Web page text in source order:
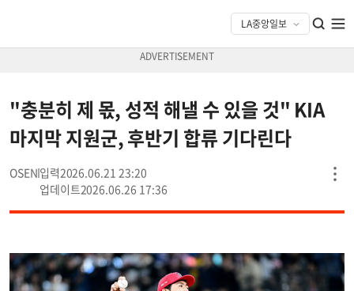
"충분히 제 몫, 성적 해낼 수 있을 것" KIA
마지막 지원군, 후반기 합류 기다린다
OSEN
2026.06.21 23:20
2026.06.26 17:36